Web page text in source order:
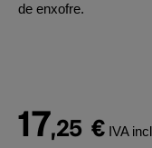
de enxofre.
17,25 € IVA